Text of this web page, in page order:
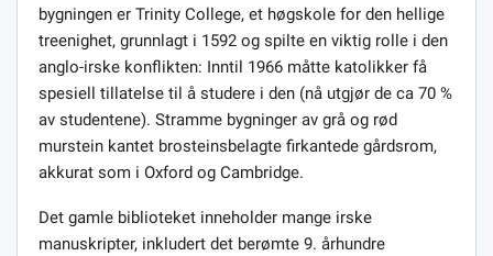
bygningen er Trinity College, et høgskole for den hellige
treenighet, grunnlagt i 1592 og spilte en viktig rolle i den
anglo-irske konflikten: Inntil 1966 måtte katolikker få
spesiell tillatelse til å studere i den (nå utgjør de ca 70 %
av studentene). Stramme bygninger av grå og rød
murstein kantet brosteinsbelagte firkantede gårdsrom,
akkurat som i Oxford og Cambridge.
Det gamle biblioteket inneholder mange irske
manuskripter, inkludert det berømte 9. århundre